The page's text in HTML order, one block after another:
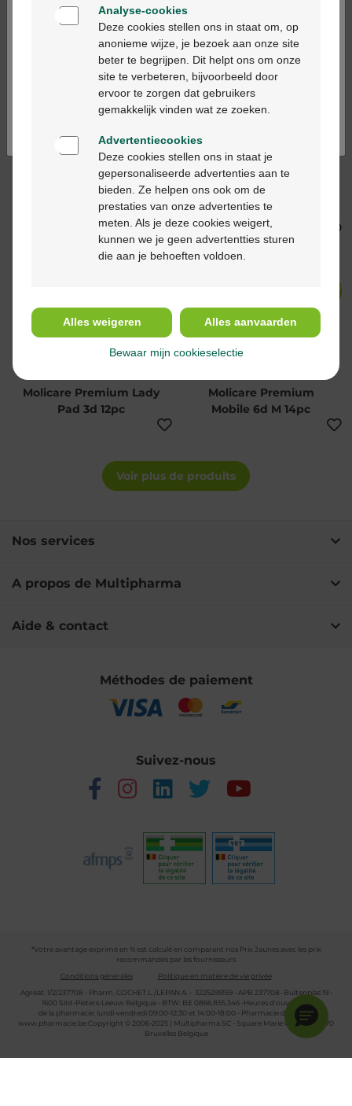
Molicare Premium
Mobile 10 drops XL 14pc
Mobile 10d L 14pc
-42%*
13,89 €
Molicare Premium Lady
Pad 5 Drops 43x16cm
14pc
2,77 €
4,79 €
Molicare Premium Lady
Pad 1,5d 12pc
Molicare Premium Lady
Pad 3d 12pc
-42%*
Molicare Premium
Mobile 6d M 14pc
Voir plus de produits
Nos services
A propos de Multipharma
Aide & contact
Méthodes de paiement
Suivez-nous
*Votre avantage exprimé en % est calculé en comparant nos Prix Jaunes avec les prix
recommandés par les fournisseurs
Conditions générales
Politique en matière de vie privée
Agréat. 1/2/237708 - Pharm. COCHET L./LEPAN A. - 3225299159 - APB 237708- Buitenplas 19 -
1600 Sint-Pieters-Leeuw Belgique - BTW: BE 0866.855.346 -Heures d'ouverture
de la pharmacie: lundi-vendredi 09:00-12:30 et 14:00-18:00 - Pharmacie de garde :
www.pharmacie.beCopyright © 2006-2025 | Multipharma SC - Square Marie Curie 30 - 1070
Bruxelles Belgique
Bienvenue
Ga verder in het nederlands
Continuez en français
Analyse-cookies
Deze cookies stellen ons in staat om, op
anonieme wijze, je bezoek aan onze site
beter te begrijpen. Dit helpt ons om onze
site te verbeteren, bijvoorbeeld door
ervoor te zorgen dat gebruikers
gemakkelijk vinden wat ze zoeken.
Advertentiecookies
Deze cookies stellen ons in staat je
gepersonaliseerde advertenties aan te
bieden. Ze helpen ons ook om de
prestaties van onze advertenties te
meten. Als je deze cookies weigert,
kunnen we je geen advertentties sturen
die aan je behoeften voldoen.
Alles weigeren Alles aanvaarden
Bewaar mijn cookieselectie